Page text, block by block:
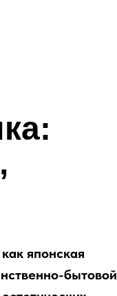
японская
бытовой